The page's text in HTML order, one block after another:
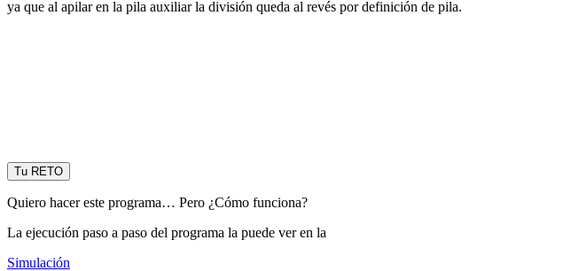
ya que al apilar en la pila auxiliar la división queda al revés por definición de pila.
Tu RETO
Quiero hacer este programa… Pero ¿Cómo funciona?
La ejecución paso a paso del programa la puede ver en la
Simulación